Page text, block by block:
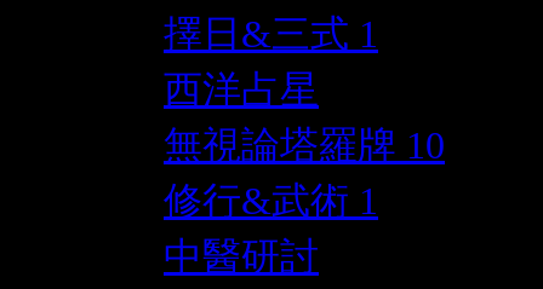
擇日&三式 1
西洋占星
無視論塔羅牌 10
修行&武術 1
中醫研討